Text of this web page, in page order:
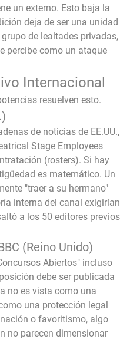
un externo. Esto baja la
deja de ser una unidad
de lealtades privadas,
percibe como un ataque
Internacional
resuelven esto.
de noticias de EE.UU.,
Stage Employees
(rosters). Si hay
es matemático. Un
"traer a su hermano"
interna del canal exigirían
a los 50 editores previos
(Reino Unido)
Abiertos" incluso
debe ser publicada
no es vista como una
una protección legal
o favoritismo, algo
no parecen dimensionar